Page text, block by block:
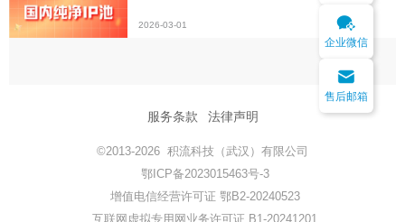
服务条款 法律声明
©2013-2026 积流科技（武汉）有限公司
鄂ICP备2023015463号-3
增值电信经营许可证 鄂B2-20240523
互联网虚拟专用网业务许可证 B1-20241201
企业微信
售后邮箱